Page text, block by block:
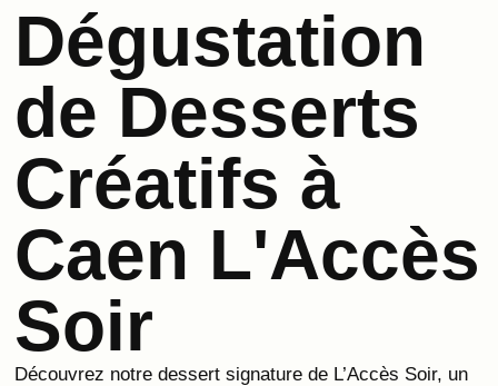
Dégustation
de Desserts
Créatifs à
Caen L'Accès
Soir
Découvrez notre dessert signature de L’Accès Soir, un